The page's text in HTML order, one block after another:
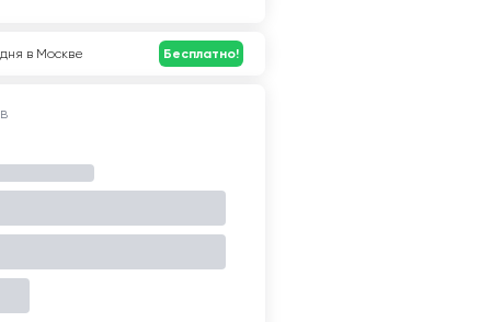
в Москве Бесплатно!